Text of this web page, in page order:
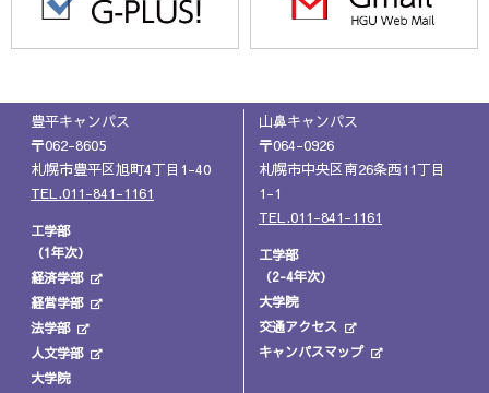
豊平キャンパス
〒062-8605
札幌市豊平区旭町4丁目1-40
TEL.011-841-1161
工学部
（1年次）
経済学部
経営学部
法学部
人文学部
大学院
山鼻キャンパス
〒064-0926
札幌市中央区南26条西11丁目
1-1
TEL.011-841-1161
工学部
（2-4年次）
大学院
交通アクセス
キャンパスマップ